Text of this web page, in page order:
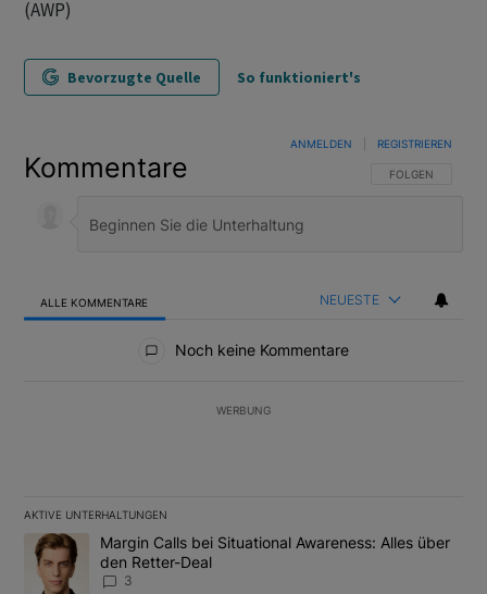
(AWP)
Bevorzugte Quelle So funktioniert's
Kommentare FOLGE DIESER
FOLGEN
ANMELDEN REGISTRIEREN
ALLE KOMMENTARE NEUESTE
Noch keine Kommentare
WERBUNG
AKTIVE UNTERHALTUNGEN
Das Folgende ist eine Liste der am meisten kommentierten
Ein Trendartikel mit dem Titel "Margin Calls bei Situational
Margin Calls bei Situational Awareness: Alles über
den Retter-Deal
3